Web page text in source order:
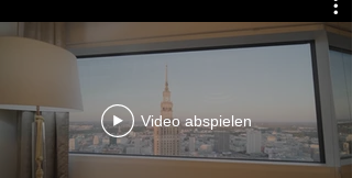
Video abspielen